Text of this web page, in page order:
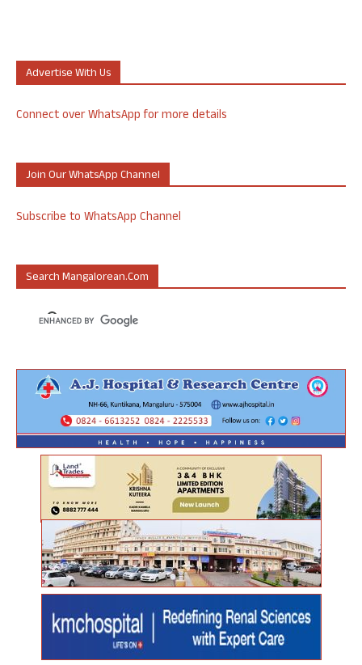
Advertise With Us
Connect over WhatsApp for more details
Join Our WhatsApp Channel
Subscribe to WhatsApp Channel
Search Mangalorean.com